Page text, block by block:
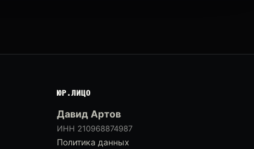
ЮР.ЛИЦО
Давид Артов
ИНН 210968874987
Политика данных